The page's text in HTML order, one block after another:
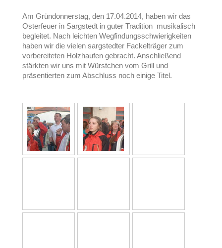
Am Gründonnerstag, den 17.04.2014, haben wir das
Osterfeuer in Sargstedt in guter Tradition musikalisch
begleitet. Nach leichten Wegfindungsschwierigkeiten
haben wir die vielen sargstedter Fackelträger zum
vorbereiteten Holzhaufen gebracht. Anschließend
stärkten wir uns mit Würstchen vom Grill und
präsentierten zum Abschluss noch einige Titel.